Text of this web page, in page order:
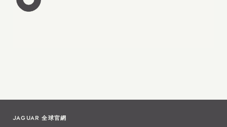
JAGUAR 全球官網